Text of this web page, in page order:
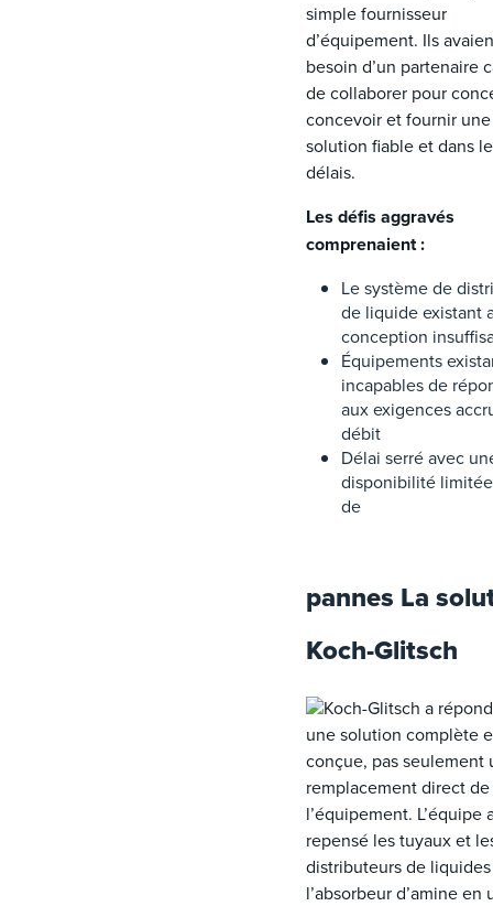
simple fournisseur
d’équipement. Ils
besoin d’un partenaire
de collaborer pour
concevoir et fournir une
solution fiable et dans
délais.
Les défis aggravés
comprenaient :
Le système de
de liquide existant
conception
Équipements
incapables de
aux exigences
débit
Délai serré avec
disponibilité
de
pannes La
Koch-Glitsch
Koch-Glitsch a
une solution complète
conçue, pas seulement
remplacement direct de
l’équipement. L’équipe
repensé les tuyaux et
distributeurs de
l’absorbeur d’amine en